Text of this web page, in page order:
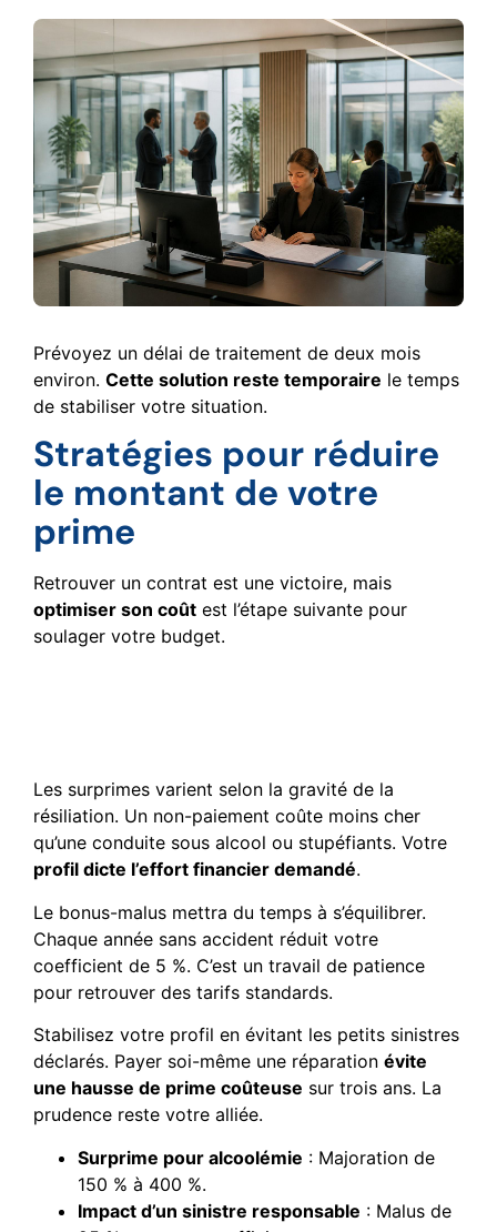
Prévoyez un délai de traitement de deux mois
environ. Cette solution reste temporaire le temps
de stabiliser votre situation.
Stratégies pour réduire
le montant de votre
prime
Retrouver un contrat est une victoire, mais
optimiser son coût est l’étape suivante pour
soulager votre budget.
Les surprimes varient selon la gravité de la
résiliation. Un non-paiement coûte moins cher
qu’une conduite sous alcool ou stupéfiants. Votre
profil dicte l’effort financier demandé.
Le bonus-malus mettra du temps à s’équilibrer.
Chaque année sans accident réduit votre
coefficient de 5 %. C’est un travail de patience
pour retrouver des tarifs standards.
Stabilisez votre profil en évitant les petits sinistres
déclarés. Payer soi-même une réparation évite
une hausse de prime coûteuse sur trois ans. La
prudence reste votre alliée.
Surprime pour alcoolémie : Majoration de
150 % à 400 %.
Impact d’un sinistre responsable : Malus de